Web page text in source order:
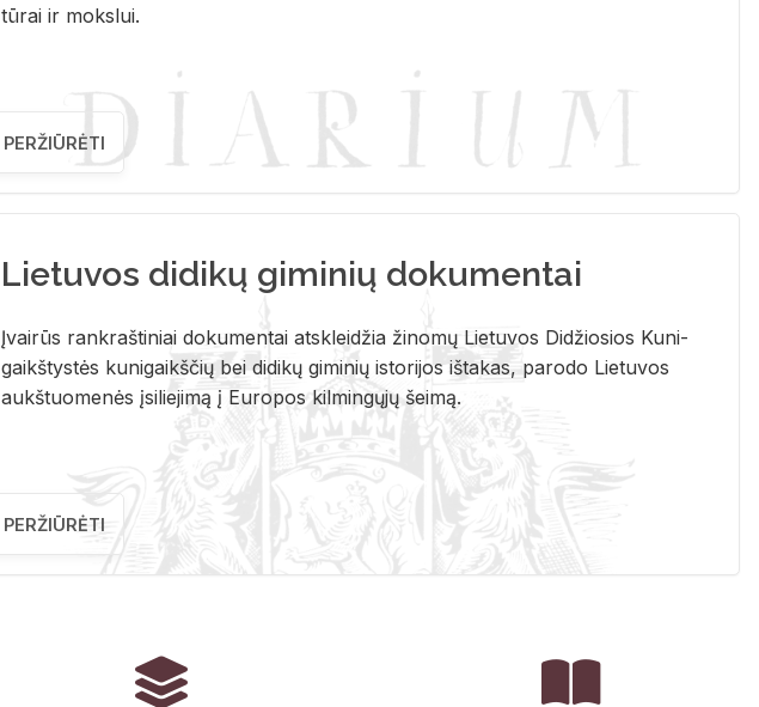
tū­rai ir moks­lui.
PERŽIŪRĖTI
Lietuvos didikų giminių dokumentai
Įvai­rūs rank­raš­ti­niai do­ku­men­tai at­sklei­džia ži­no­mų Lie­tu­vos Di­džio­sios Ku­ni­
gaikš­tys­tės ku­ni­gaikš­čių bei di­di­kų gi­mi­nių is­to­ri­jos iš­ta­kas, pa­ro­do Lie­tu­vos
aukš­tuo­me­nės įsi­lie­ji­mą į Eu­ro­pos kil­min­gų­jų šei­mą.
PERŽIŪRĖTI